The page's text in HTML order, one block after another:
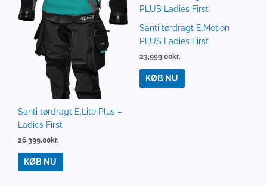
Santi tørdragt E.Lite Plus –
Ladies First
26,399.00kr.
KØB NU
Santi tørdragt E.Motion
PLUS Ladies First
23,999.00kr.
KØB NU